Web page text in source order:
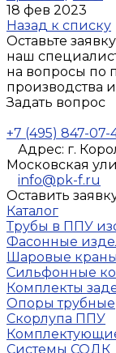
18 фев 2023
Назад к списку
Оставьте
наш
на вопросы по
производства
Задать вопрос
+7 (495) 847-07-
Адрес: г.
Московская
info@pk-f.ru
Оставить
Каталог
Трубы в ППУ
Фасонные
Шаровые
Сильфонные
Комплекты
Опоры трубные
Скорлупа ППУ
Системы СОДК